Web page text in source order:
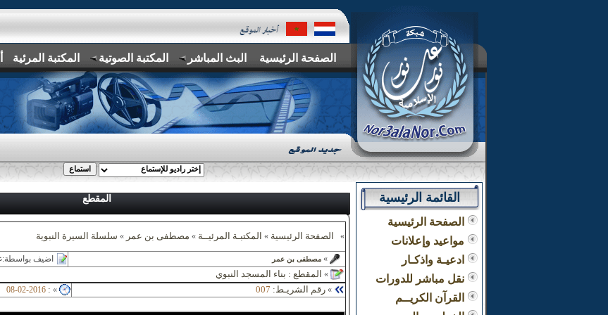
المكتبة المرئية المكتبة الصوتية البث المباشر الصفحة الرئيسية
المقطع
» الصفحة الرئيسية » المكتبـة المرئيــة » مصطفى بن عمر » سلسلة السيرة النبوية
» مصطفى بن عمر اضيف بواسطة:
»
المقطع : بناء المسجد النبوي
»رقم الشريـط: 007
»
:
08-02-2016
القائمة الرئيسية
الصفحة الرئيسية
مواعيد وإعلانات
ادعيـة واذكـار
نقل مباشر للدورات
القرآن الكريــم